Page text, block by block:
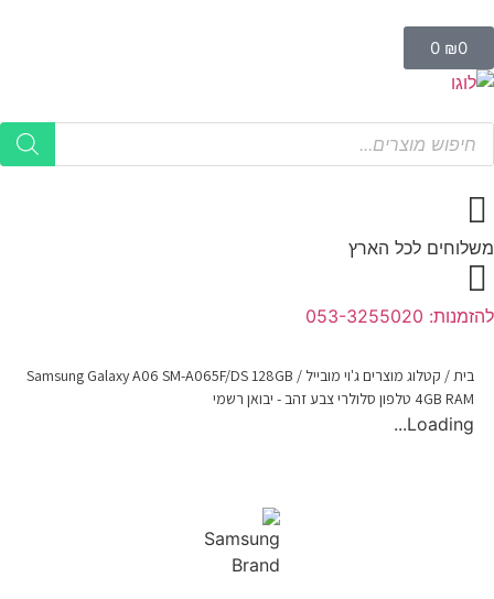
₪0
0
משלוחים לכל הארץ
להזמנות: 053-3255020
בית/ קטלוג מוצרים ג'וי מובייל /
Samsung Galaxy A06 SM-A065F/DS 128GB
4GB RAM טלפון סלולרי צבע זהב - יבואן רשמי
Loading...